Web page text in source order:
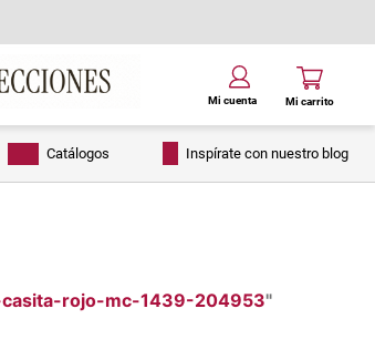
Catálogos Inspírate con nuestro blog
rojo-mc-1439-204953"